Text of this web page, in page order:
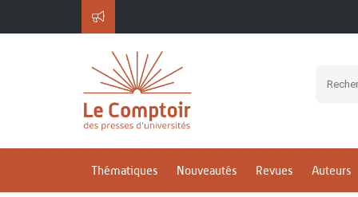
Thématiques Nouveautés Revues Auteurs